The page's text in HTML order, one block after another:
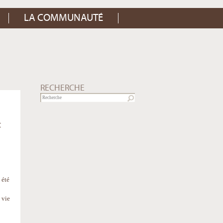
LA COMMUNAUTÉ
RECHERCHE
été
vie